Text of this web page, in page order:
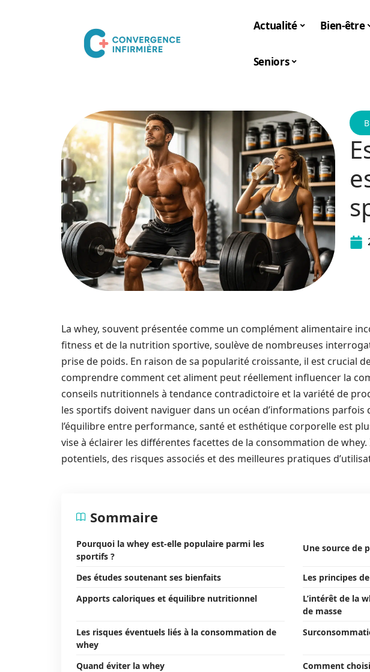
Actualité Bien-être
Seniors
La whey, souvent présentée comme un complément alimentaire
fitness et de la nutrition sportive, soulève de nombreuses
prise de poids. En raison de sa popularité croissante, il est crucial
comprendre comment cet aliment peut réellement influencer la
conseils nutritionnels à tendance contradictoire et la variété de
les sportifs doivent naviguer dans un océan d’informations
l’équilibre entre performance, santé et esthétique corporelle est
vise à éclairer les différentes facettes de la consommation de
potentiels, des risques associés et des meilleures pratiques
Sommaire
Pourquoi la whey est-elle populaire parmi les
sportifs ?
Une source de
Des études soutenant ses bienfaits
Les principes
Apports caloriques et équilibre nutritionnel
L’intérêt de la
de masse
Les risques éventuels liés à la consommation de
whey
Quand éviter la whey
Comment